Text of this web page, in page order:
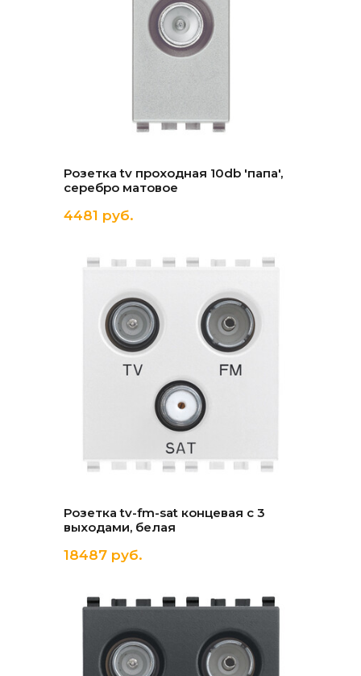
Розетка tv проходная 10db 'папа',
серебро матовое
4481 руб.
Розетка tv-fm-sat концевая с 3
выходами, белая
18487 руб.